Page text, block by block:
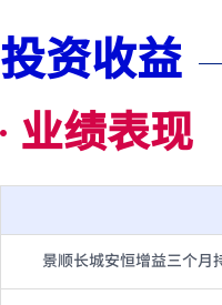
投资收益
业绩表现
景顺长城安恒增益三个月